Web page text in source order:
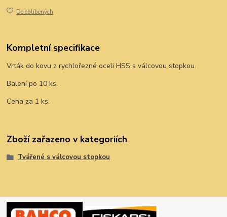
Do oblíbených
Kompletní specifikace
Vrták do kovu z rychlořezné oceli HSS s válcovou stopkou.
Balení po 10 ks.
Cena za 1 ks.
Zboží zařazeno v kategoriích
Tvářené s válcovou stopkou